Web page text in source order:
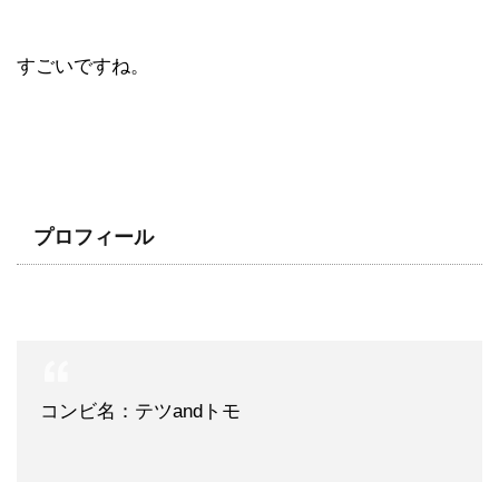
すごいですね。
プロフィール
コンビ名：テツandトモ